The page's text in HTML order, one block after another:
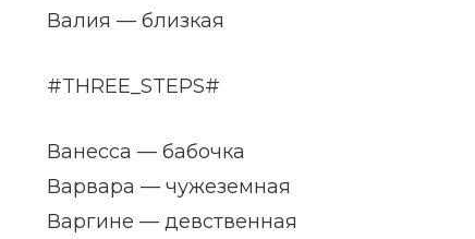
Валия — близкая
#THREE_STEPS#
Ванесса — бабочка
Варвара — чужеземная
Варгине — девственная